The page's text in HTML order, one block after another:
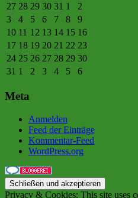
27 28 29 30 31 1
2
3
4 5 6 7 8
9
10 11 12 13 14 15 16
17 18 19 20 21 22 23
24 25 26 27 28 29 30
31 1 2 3 4 5 6
Meta
Anmelden
Feed der Einträge
Kommentar-Feed
WordPress.org
Privacy & Cookies: This site uses